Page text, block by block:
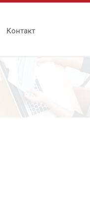
Контакт